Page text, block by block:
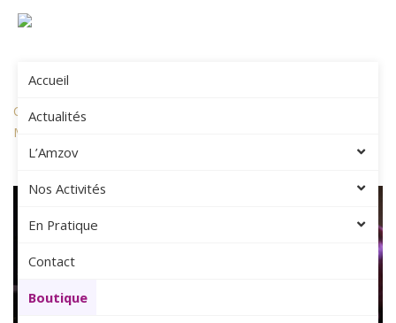
Accueil
Actualités
L’Amzov
Nos Activités
En Pratique
Contact
Boutique
Amzov
Concert Des Grands Elèves, Maison Des Arts De Montbonnot –
Mai 2023